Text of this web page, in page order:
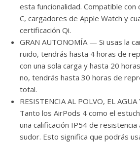
esta funcionalidad. Compatible con
C, cargadores de Apple Watch y
certificación Qi.
GRAN AUTONOMÍA — Si usas la
ruido, tendrás hasta 4 horas de
con una sola carga y hasta 20
no, tendrás hasta 30 horas de
total.
RESISTENCIA AL POLVO, EL
Tanto los AirPods 4 como el
una calificación IP54 de resistencia
sudor. Esto significa que podrás